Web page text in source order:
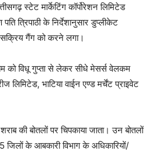
स्टेट मार्केटिंग कॉर्पोरेशन लिमिटेड
त्रिपाठी के निर्देशानुसार डुप्लीकेट
सक्रिय गैंग को करने लगा।
को विधू गुप्ता से लेकर सीधे मेसर्स वेलकम
लिमिटेड, भाटिया वाईन एण्ड मर्चेंट प्राइवेट
की बोतलों पर चिपकाया जाता। उन बोतलों
जिलों के आबकारी विभाग के अधिकारियों/